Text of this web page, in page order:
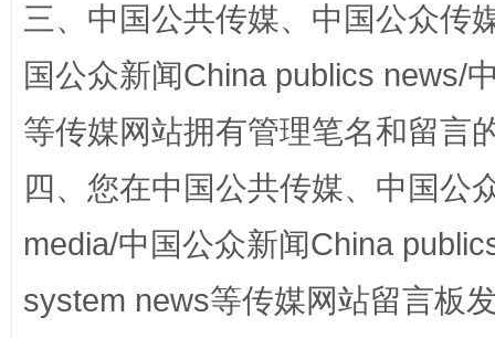
站台名比不上好声名
三、中国公共传媒、中国公众传
国公众新闻China publics news/
等传媒网站拥有管理笔名和留言
四、您在中国公共传媒、中国公
media/中国公众新闻China
system news等传媒网站留言板